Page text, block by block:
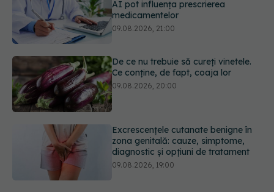
De ce nu trebuie să cureți vinetele.
Ce conține, de fapt, coaja lor
09.08.2026, 20:00
Excrescențele cutanate benigne în
zona genitală: cauze, simptome,
Guma de mestecat care a captat
93% din HPV. Rezultatele
promițătoare vin însă doar din